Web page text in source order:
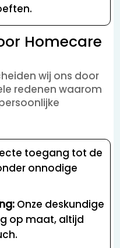
Homecare
wij ons door
redenen waarom
toegang tot de
onnodige
Onze deskundige
op maat, altijd